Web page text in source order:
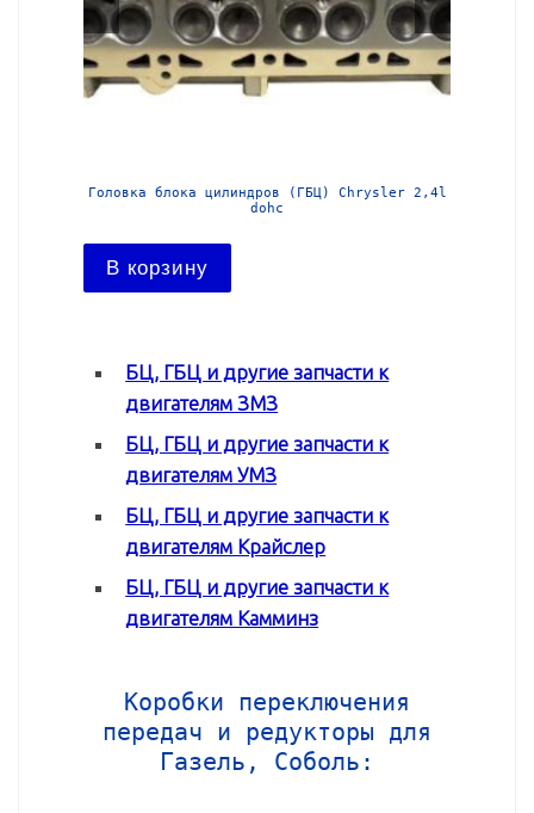
Головка блока цилиндров (ГБЦ) Chrysler 2,4l
dohc
В корзину
БЦ, ГБЦ и другие запчасти к
двигателям ЗМЗ
БЦ, ГБЦ и другие запчасти к
двигателям УМЗ
БЦ, ГБЦ и другие запчасти к
двигателям Крайслер
БЦ, ГБЦ и другие запчасти к
двигателям Камминз
Коробки переключения
передач и редукторы для
Газель, Соболь: